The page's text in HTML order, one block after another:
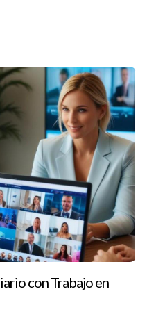
mientras que otro se
Esta diversidad les permite
y necesidades. Además,
seguimiento compartido
informados sobre cada
exitoso. Este equipo
pero ha crecido
colaborativo. Al dividirse las
cada agente puede
importa: cerrar
con Trabajo en